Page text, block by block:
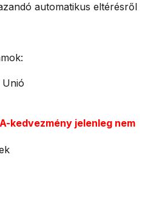
automatikus eltérésről
kedvezmény jelenleg nem